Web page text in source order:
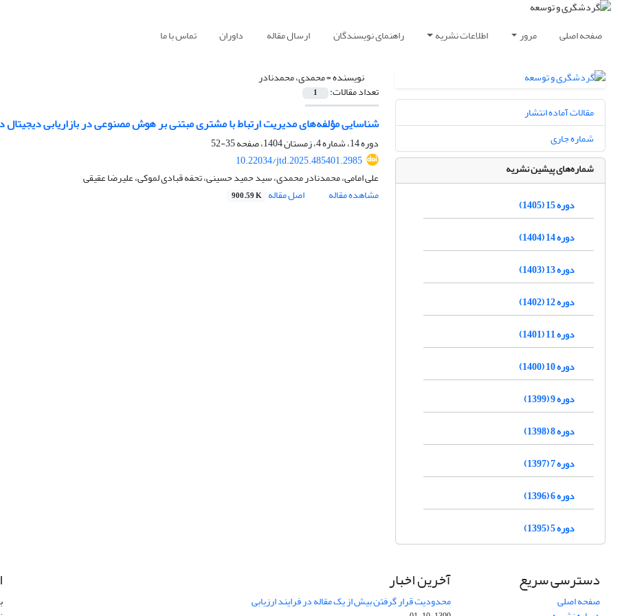
صفحه اصلی مرور اطلاعات نشریه راهنمای نویسندگان ارسال مقاله داوران تماس با ما
نویسنده =محمدی، محمدنادر
تعداد مقالات: 1
شناسایی مؤلفه‌های مدیریت ارتباط با مشتری مبتنی بر هوش مصنوعی در بازاریابی
دوره 14، شماره 4، زمستان 1404، صفحه
35-52
10.22034/jtd.2025.485401.2985
على امامى، محمدنادر محمدی، سید حمید حسینی، تحفه قبادی لموکی، علیرضا عقیقی
مشاهده مقاله
اصل مقاله 900.59 K
مقالات آماده انتشار
شماره جاری
شماره‌های پیشین نشریه
دوره 15 (1405)
دوره 14 (1404)
دوره 13 (1403)
دوره 12 (1402)
دوره 11 (1401)
دوره 10 (1400)
دوره 9 (1399)
دوره 8 (1398)
دوره 7 (1397)
دوره 6 (1396)
دوره 5 (1395)
دسترسی سریع
صفحه اصلی
آخرین اخبار
محدودیت قرار گرفتن بیش از یک مقاله در فرایند ارزیابی